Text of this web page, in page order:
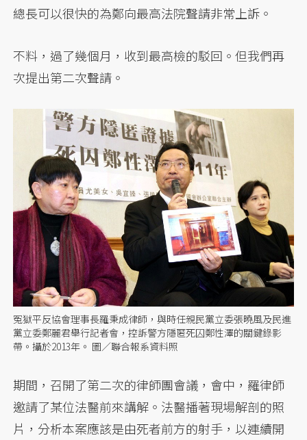
總長可以很快的為鄭向最高法院聲請非常上訴。
不料，過了幾個月，收到最高檢的駁回。但我們再
次提出第二次聲請。
冤獄平反協會理事長羅秉成律師，與時任親民黨立委張曉風及民進
黨立委鄭麗君舉行記者會，控訴警方隱匿死囚鄭性澤的關鍵錄影
帶。攝於2013年。 圖／聯合報系資料照
期間，召開了第二次的律師團會議，會中，羅律師
邀請了某位法醫前來講解。法醫播著現場解剖的照
片，分析本案應該是由死者前方的射手，以連續開